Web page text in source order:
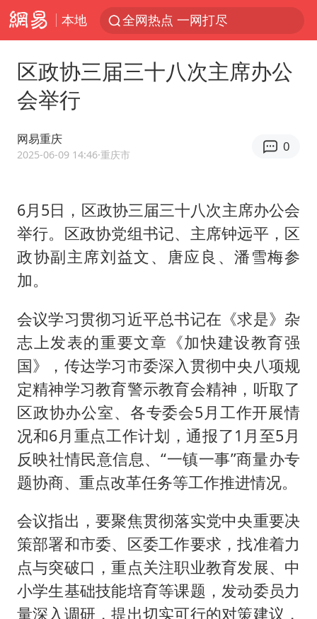
本地 全网热点 一网打尽
区政协三届三十八次主席办公
会举行
网易重庆
2025-06-09 14:46·重庆市
0
6月5日，区政协三届三十八次主席办公会
举行。区政协党组书记、主席钟远平，区
政协副主席刘益文、唐应良、潘雪梅参
加。
会议学习贯彻习近平总书记在《求是》杂
志上发表的重要文章《加快建设教育强
国》，传达学习市委深入贯彻中央八项规
定精神学习教育警示教育会精神，听取了
区政协办公室、各专委会5月工作开展情
况和6月重点工作计划，通报了1月至5月
反映社情民意信息、“一镇一事”商量办专
题协商、重点改革任务等工作推进情况。
会议指出，要聚焦贯彻落实党中央重要决
策部署和市委、区委工作要求，找准着力
点与突破口，重点关注职业教育发展、中
小学生基础技能培育等课题，发动委员力
量深入调研，提出切实可行的对策建议，